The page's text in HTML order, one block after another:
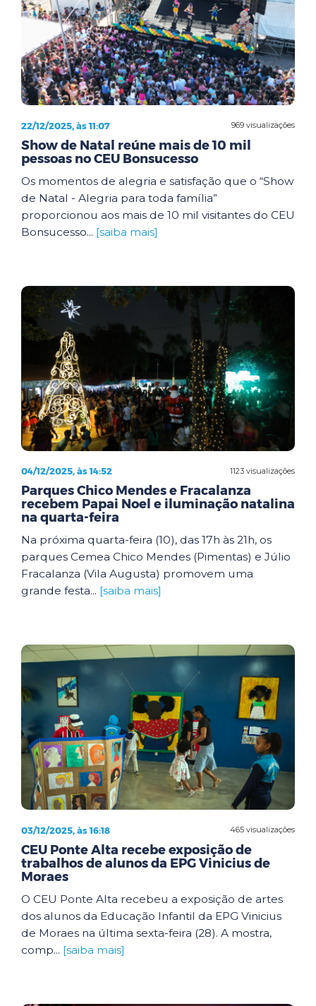
969 visualizações
22/12/2025, às 11:07
Show de Natal reúne mais de 10 mil
pessoas no CEU Bonsucesso
Os momentos de alegria e satisfação que o “Show
de Natal - Alegria para toda família”
proporcionou aos mais de 10 mil visitantes do CEU
Bonsucesso... [saiba mais]
1123 visualizações
04/12/2025, às 14:52
Parques Chico Mendes e Fracalanza
recebem Papai Noel e iluminação natalina
na quarta-feira
Na próxima quarta-feira (10), das 17h às 21h, os
parques Cemea Chico Mendes (Pimentas) e Júlio
Fracalanza (Vila Augusta) promovem uma
grande festa... [saiba mais]
465 visualizações
03/12/2025, às 16:18
CEU Ponte Alta recebe exposição de
trabalhos de alunos da EPG Vinicius de
Moraes
O CEU Ponte Alta recebeu a exposição de artes
dos alunos da Educação Infantil da EPG Vinicius
de Moraes na última sexta-feira (28). A mostra,
comp... [saiba mais]